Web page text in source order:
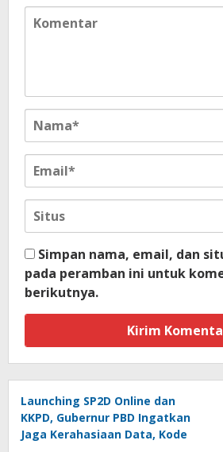
Simpan nama, email, dan
pada peramban ini untuk
berikutnya.
Launching SP2D Online dan
KKPD, Gubernur PBD Ingatkan
Jaga Kerahasiaan Data, Kode